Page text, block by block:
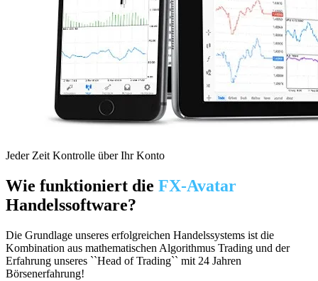
Jeder Zeit Kontrolle über Ihr Konto
Wie funktioniert die FX-Avatar
Handelssoftware?
Die Grundlage unseres erfolgreichen Handelssystems ist die
Kombination aus mathematischen Algorithmus Trading und der
Erfahrung unseres ``Head of Trading`` mit 24 Jahren
Börsenerfahrung!